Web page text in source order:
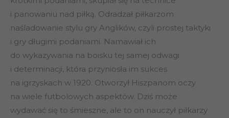
i panowaniu nad piłką. Odradzał piłkarzom
naśladowanie stylu gry Anglików, czyli prostej taktyki
i gry długimi podaniami. Namawiał ich
do wykazywania na boisku tej samej odwagi
i determinacji, która przyniosła im sukces
na igrzyskach w 1920. Otworzył Hiszpanom oczy
na wiele futbolowych aspektów. Dziś może
wydawać się to śmieszne, ale to on nauczył piłkarzy